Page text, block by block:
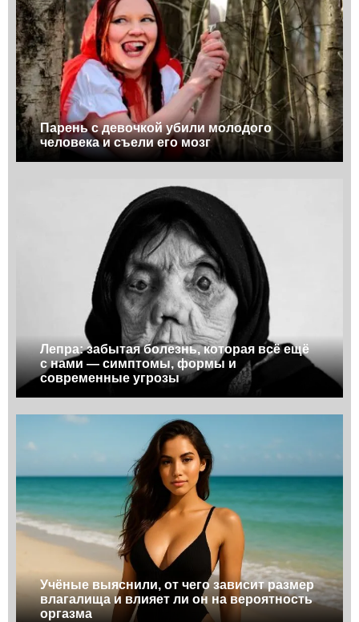
Парень с девочкой убили молодого
человека и съели его мозг
Лепра: забытая болезнь, которая всё ещё
с нами — симптомы, формы и
современные угрозы
Учёные выяснили, от чего зависит размер
влагалища и влияет ли он на вероятность
оргазма